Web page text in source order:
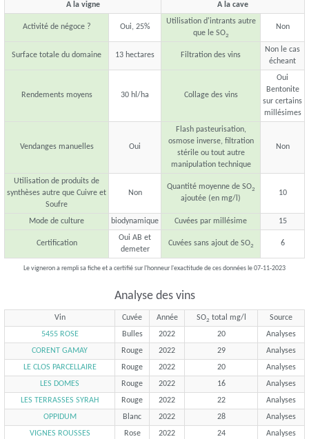
A la vigne A la cave
Activité de négoce ? Oui, 25%
Utilisation d'intrants autre
que le SO2
Non
Surface totale du domaine 13 hectares Filtration des vins
Non le cas
écheant
Rendements moyens 30 hl/ha Collage des vins
Oui
Bentonite
sur certains
millésimes
Vendanges manuelles Oui
Flash pasteurisation,
osmose inverse, filtration
stérile ou tout autre
manipulation technique
Non
Utilisation de produits de
synthèses autre que Cuivre et
Soufre
Non
Quantité moyenne de SO2
ajoutée (en mg/l)
10
Mode de culture biodynamique Cuvées par millésime 15
Certification
Oui AB et
demeter
Cuvées sans ajout de SO2 6
Le vigneron a rempli sa fiche et a certifié sur l'honneur l'exactitude de ces données le 07-11-2023
Analyse des vins
Vin Cuvée Année SO2 total mg/l
Source
5455 ROSE
Bulles 2022 20
Analyses
CORENT GAMAY
Rouge 2022 29
Analyses
LE CLOS PARCELLAIRE
Rouge 2022 20
Analyses
LES DOMES
Rouge 2022 16
Analyses
LES TERRASSES SYRAH
Rouge 2022 22
Analyses
OPPIDUM
Blanc 2022 28
Analyses
VIGNES ROUSSES
Rose 2022 24
Analyses